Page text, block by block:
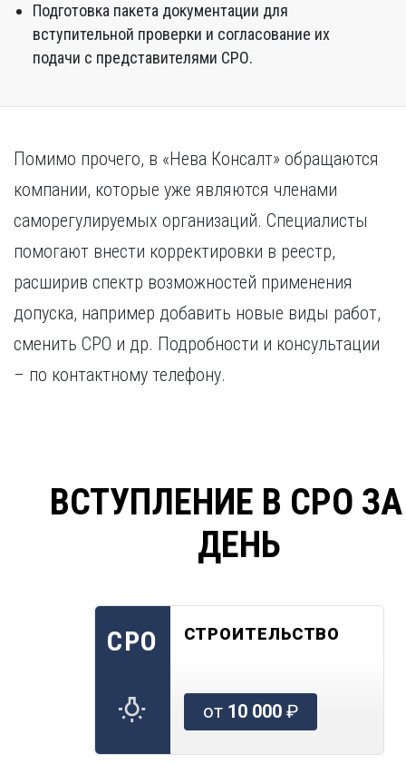
Подготовка пакета документации для
вступительной проверки и согласование их
подачи с представителями СРО.
Помимо прочего, в «Нева Консалт» обращаются
компании, которые уже являются членами
саморегулируемых организаций. Специалисты
помогают внести корректировки в реестр,
расширив спектр возможностей применения
допуска, например добавить новые виды работ,
сменить СРО и др. Подробности и консультации
– по контактному телефону.
ВСТУПЛЕНИЕ В СРО
ДЕНЬ
СРО СТРОИТЕЛЬСТВО
от 10 000₽